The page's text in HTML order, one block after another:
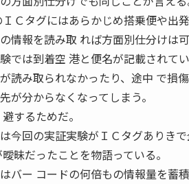
Ｃタグにはあらかじめ搭乗便や出
情報を読み取 れば方面別仕分けは可
では到着空 港と便名が記載されて
読み取られなかったり、途中 で損
が分からなくなってしまう。
するためだ。
今回の実証実験がＩＣタグありき
昧だったことを物語っている。
バー コードの何倍もの情報量を蓄積